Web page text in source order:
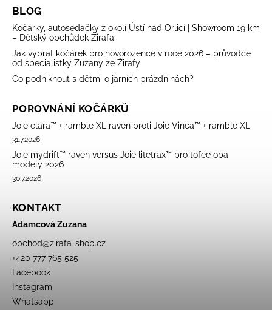
BLOG
Kočárky, autosedačky z okolí Ústí nad Orlicí | Showroom 19 km
– Dětský obchůdek Žirafa
Jak vybrat kočárek pro novorozence v roce 2026 – průvodce
od specialistky Zuzany ze Žirafy
Co podniknout s dětmi o jarních prázdninách?
POROVNÁNÍ KOČÁRKŮ
Joie elara™ + ramble XL raven proti Joie Vinca™ + ramble XL
31.7.2026
Joie mydrift™ raven versus Joie litetrax™ pro tofee oba
modely 2026
30.7.2026
KONTAKT
Adamcová Zuzana
obchod@zirafa-shop.cz
+420 777 765 525
Facebook
Instagram
Whatsapp